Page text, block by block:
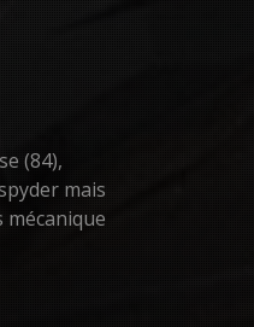
(84),
mais
mécanique